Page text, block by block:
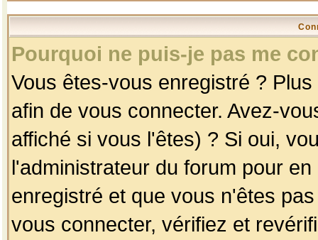
Pourquoi ne puis-je pas me
Vous êtes-vous enregistré ?
afin de vous connecter. Avez-
affiché si vous l'êtes) ? Si oui,
l'administrateur du forum pour
enregistré et que vous n'êtes
vous connecter, vérifiez et